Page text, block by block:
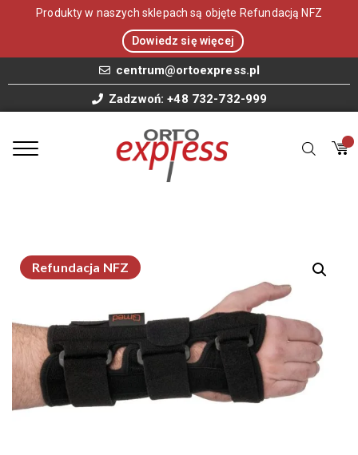
Produkty w naszych sklepach są objęte Refundacją NFZ
Dowiedz się więcej
centrum@ortoexpress.pl
Zadzwoń: +48 732-732-999
Refundacja NFZ